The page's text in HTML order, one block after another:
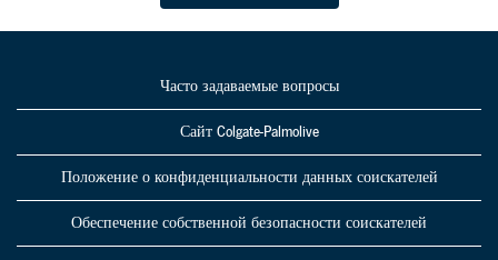
Часто задаваемые вопросы
Сайт Colgate-Palmolive
Положение о конфиденциальности данных соискателей
Обеспечение собственной безопасности соискателей